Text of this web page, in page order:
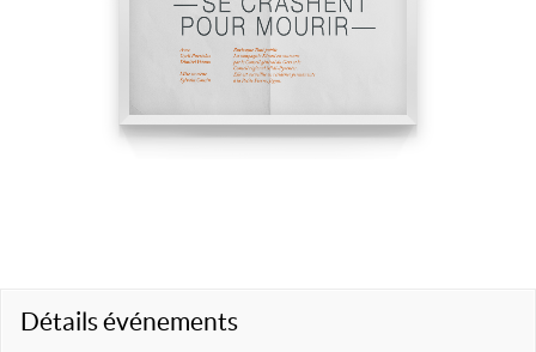
Détails événements